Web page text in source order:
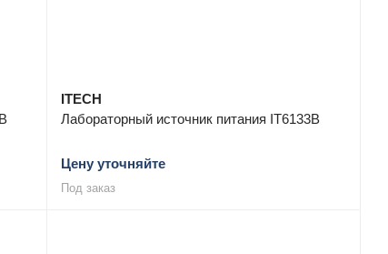
ITECH
Лабораторный источник питания IT6133B
Цену уточняйте
Под заказ